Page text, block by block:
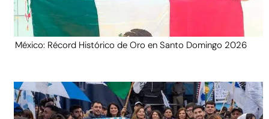
México: Récord Histórico de Oro en Santo Domingo 2026